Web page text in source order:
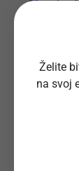
delovno
Zavod
Želite
na svoj